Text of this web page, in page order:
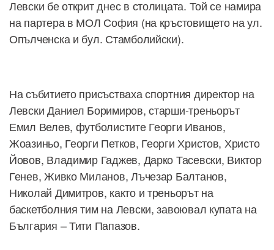
Левски бе открит днес в столицата. Той се намира
на партера в МОЛ София (на кръстовището на ул.
Опълченска и бул. Стамболийски).
На събитието присъстваха спортния директор на
Левски Даниел Боримиров, старши-треньорът
Емил Велев, футболистите Георги Иванов,
Жоазиньо, Георги Петков, Георги Христов, Христо
Йовов, Владимир Гаджев, Дарко Тасевски, Виктор
Генев, Живко Миланов, Лъчезар Балтанов,
Николай Димитров, както и треньорът на
баскетболния тим на Левски, завоювал купата на
България – Тити Папазов.